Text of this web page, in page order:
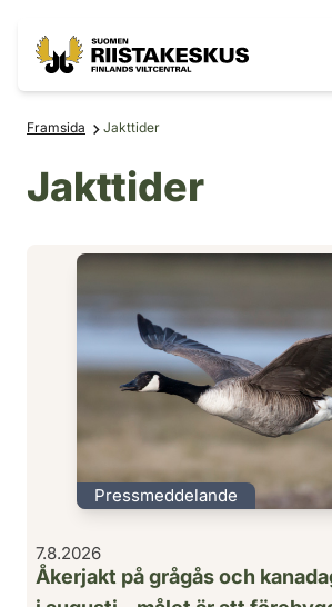
Framsida Jakttider
Jakttider
Pressmeddelande
7.8.2026
Åkerjakt på grågås och